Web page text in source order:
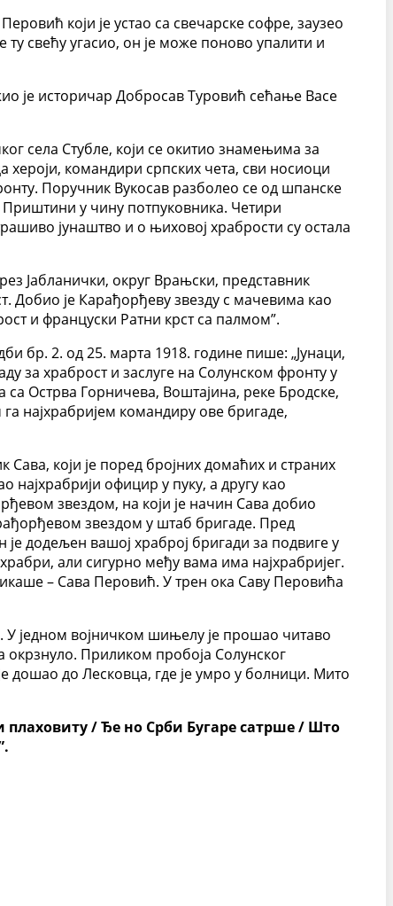
који је устао са свечарске софре, заузео
ту свећу угасио, он је може поново упалити и
је историчар Добросав Туровић сећање Васе
села Стубле, који се окитио знамењима за
хероји, командири српских чета, сви носиоци
Поручник Вукосав разболео се од шпанске
Приштини у чину потпуковника. Четири
јунаштво и о њиховој храбрости су остала
Јабланички, округ Врањски, представник
Добио је Карађорђеву звезду с мачевима као
и француски Ратни крст са палмом”.
бр. 2. од 25. марта 1918. године пише: „Јунаци,
за храброст и заслуге на Солунском фронту у
Острва Горничева, Воштајина, реке Бродске,
најхрабријем командиру ове бригаде,
који је поред бројних домаћих и страних
најхрабрији официр у пуку, а другу као
звездом, на који је начин Сава добио
звездом у штаб бригаде. Пред
додељен вашој храброј бригади за подвиге у
али сигурно међу вама има најхрабријег.
– Сава Перовић. У трен ока Саву Перовића
У једном војничком шињелу је прошао читаво
Приликом пробоја Солунског
дошао до Лесковца, где је умро у болници. Мито
плаховиту / Ђе но Срби Бугаре сатрше / Што